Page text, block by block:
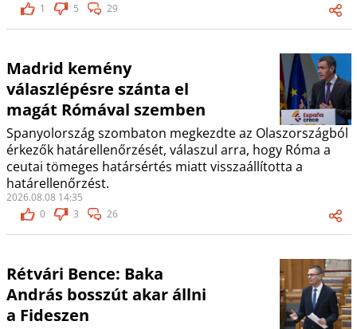
1
5 29
Madrid kemény
válaszlépésre szánta el
magát Rómával szemben
Spanyolország szombaton megkezdte az Olaszországból
érkezők határellenőrzését, válaszul arra, hogy Róma a
ceutai tömeges határsértés miatt visszaállította a
határellenőrzést.
2026.08.08 14:35
0
3 26
Rétvári Bence: Baka
András bosszút akar állni
a Fideszen